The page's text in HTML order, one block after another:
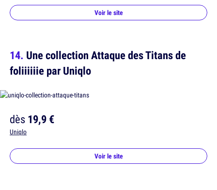
Voir le site
Une collection Attaque des Titans de
foliiiiiie par Uniqlo
dès19,9 €
Uniqlo
Voir le site